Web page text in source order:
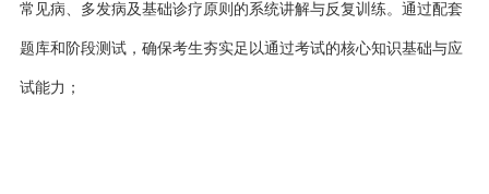
常见病、多发病及基础诊疗原则的系统讲解与反复训练。通过配套
题库和阶段测试，确保考生夯实足以通过考试的核心知识基础与应
试能力；